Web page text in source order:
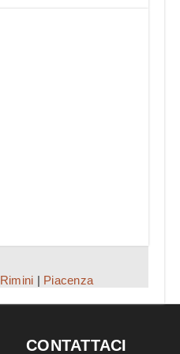
Rimini | Piacenza
CONTATTACI